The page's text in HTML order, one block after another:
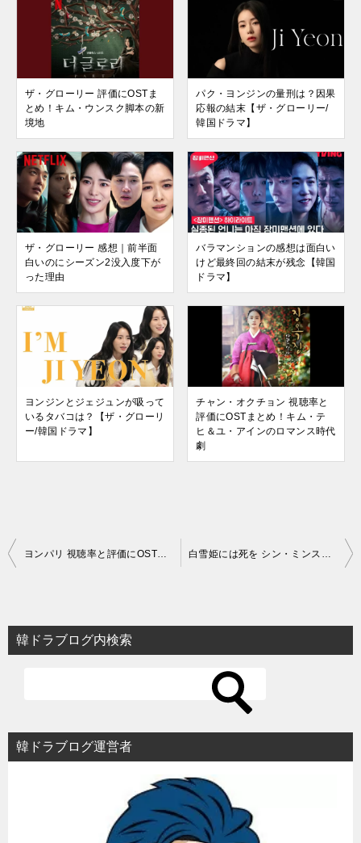
ザ・グローリー 評価にOSTま
とめ！キム・ウンスク脚本の新
境地
パク・ヨンジンの量刑は？因果
応報の結末【ザ・グローリー/
韓国ドラマ】
ザ・グローリー 感想｜前半面
白いのにシーズン2没入度下が
った理由
バラマンションの感想は面白い
けど最終回の結末が残念【韓国
ドラマ】
ヨンジンとジェジュンが吸って
いるタバコは？【ザ・グローリ
ー/韓国ドラマ】
チャン・オクチョン 視聴率と
評価にOSTまとめ！キム・テ
ヒ＆ユ・アインのロマンス時代
劇
投
ビ
ゲ
ョ
ン
韓ドラブログ内検索
韓ドラブログ運営者